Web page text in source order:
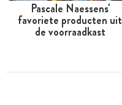
Pascale Naessens'
favoriete producten uit
de voorraadkast